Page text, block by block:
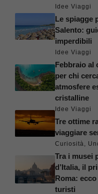
Idee Viaggi
Le spiagge
Salento:
imperdibili
Idee Viaggi
Febbraio al
per chi
atmosfere
cristalline
Idee Viaggi
Tre ottime
viaggiare
Curiosità,
Tra i musei
d’Italia, il
Roma:
turisti